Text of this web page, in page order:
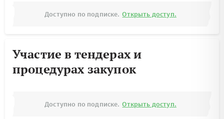
Доступно по подписке. Открыть доступ.
Участие в тендерах и
процедурах закупок
Доступно по подписке. Открыть доступ.